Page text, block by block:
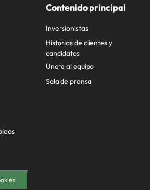
Contenido principal
Inversionistas
Historias de clientes y
candidatos
Únete al equipo
Sala de prensa